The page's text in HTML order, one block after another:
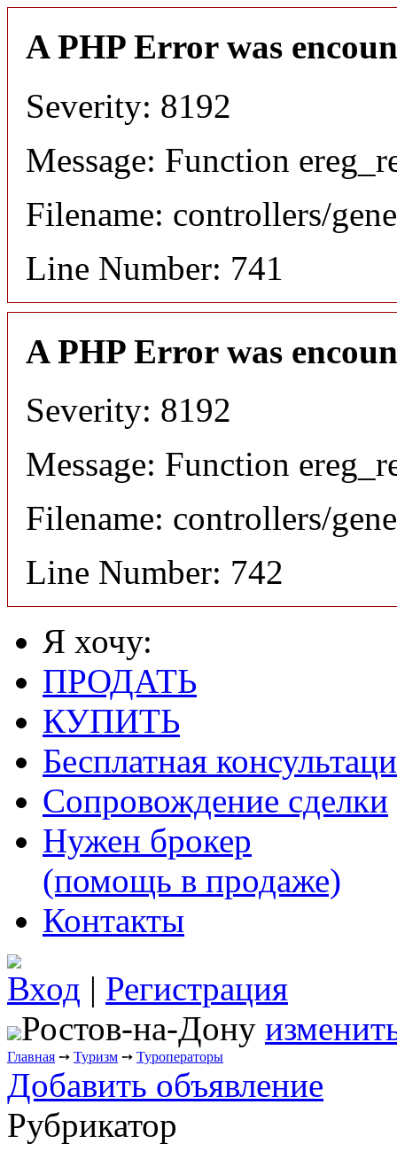
A PHP Error was
Severity: 8192
Message: Function
Filename: controllers/
Line Number: 741
A PHP Error was
Severity: 8192
Message: Function
Filename: controllers/
Line Number: 742
Я хочу:
ПРОДАТЬ
КУПИТЬ
Бесплатная
Сопровождение сделки
Нужен брокер
(помощь в продаже)
Контакты
Вход | Регистрация
Ростов-на-Дону
Главная ➙ Туризм ➙ Туроператоры
Добавить объявление
Рубрикатор